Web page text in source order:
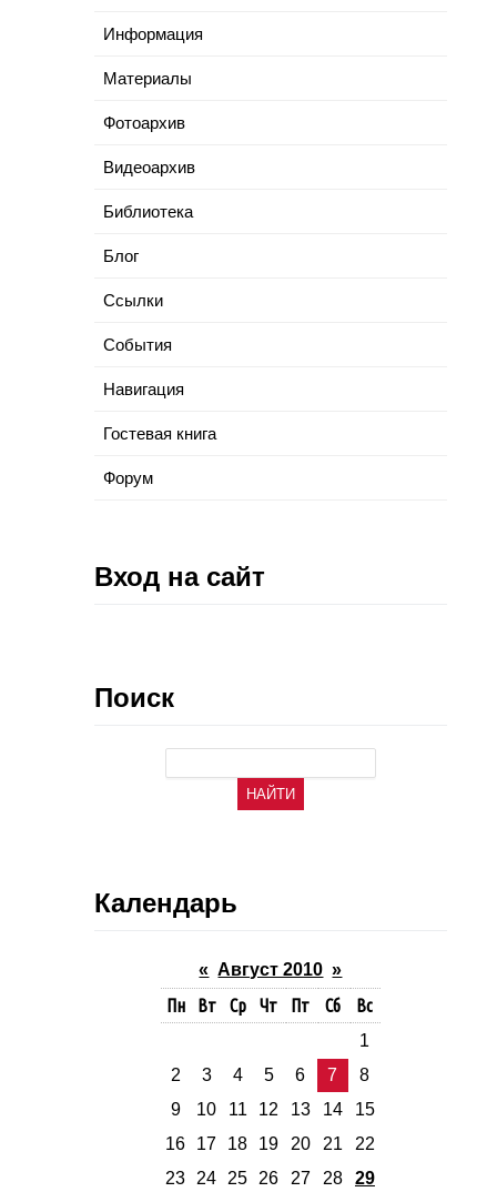
Информация
Материалы
Фотоархив
Видеоархив
Библиотека
Блог
Cсылки
События
Навигация
Гостевая книга
Форум
Вход на сайт
Поиск
Календарь
« Август 2010 »
Пн Вт Ср Чт Пт Сб Вс
1
2
3 4 5 6 7
8
9
10 11 12 13 14
15
16
17 18 19 20 21
22
23
24 25 26 27 28
29